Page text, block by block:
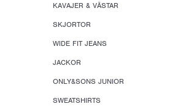
KAVAJER & VÄSTAR
SKJORTOR
WIDE FIT JEANS
JACKOR
ONLY&SONS JUNIOR
SWEATSHIRTS